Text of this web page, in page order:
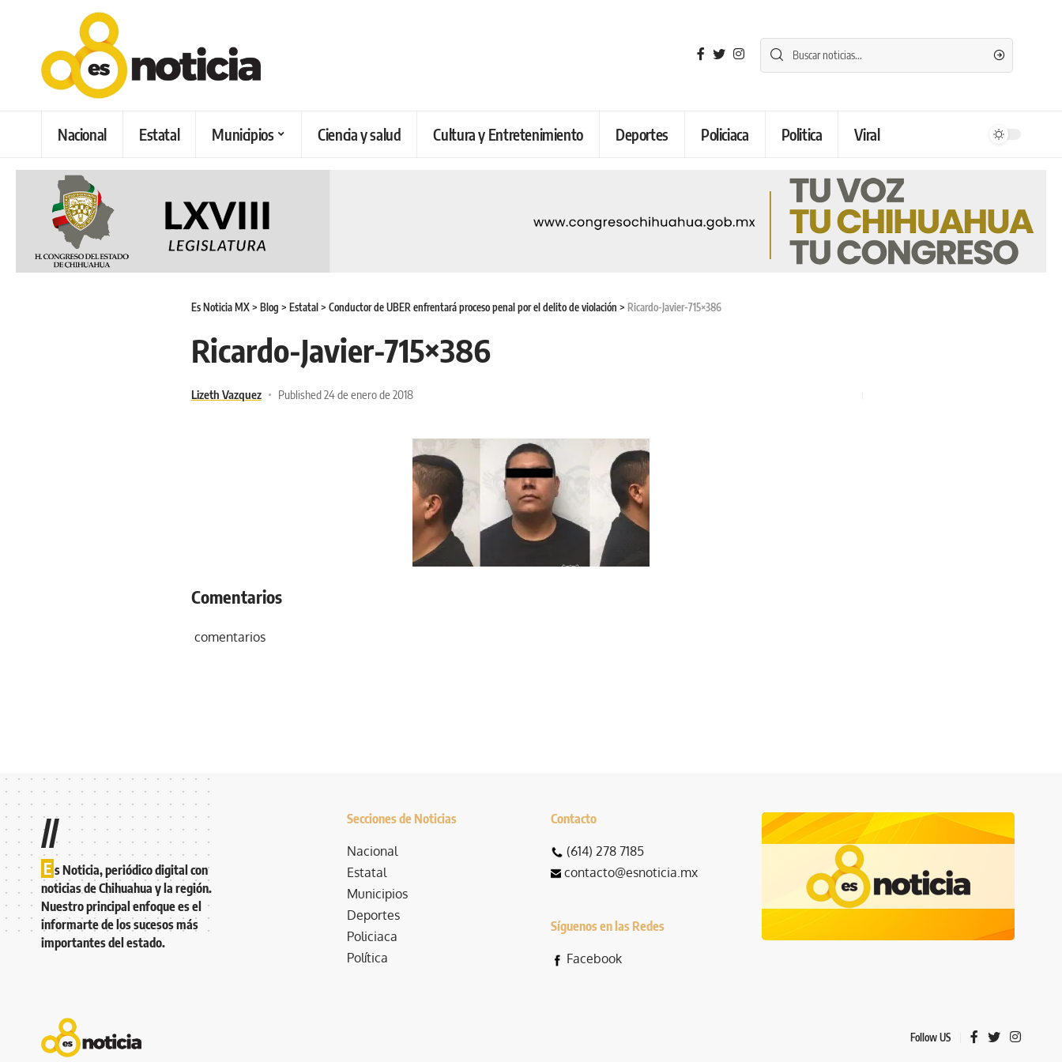
Nacional Estatal Municipios Ciencia y salud Cultura y Entretenimiento Deportes Policiaca Politica Viral
Es Noticia MX> Blog > Estatal > Conductor de UBER enfrentará proceso penal por el delito de violación > Ricardo-Javier-715×386
Ricardo-Javier-715×386
Lizeth Vazquez Published 24 de enero de 2018
Comentarios
comentarios
//
E s Noticia, periódico digital con
noticias de Chihuahua y la región.
Nuestro principal enfoque es el
informarte de los sucesos más
importantes del estado.
Secciones de Noticias
Nacional
Estatal
Municipios
Deportes
Policiaca
Política
Contacto
(614) 278 7185
contacto@esnoticia.mx
Síguenos en las Redes
Facebook
Follow US